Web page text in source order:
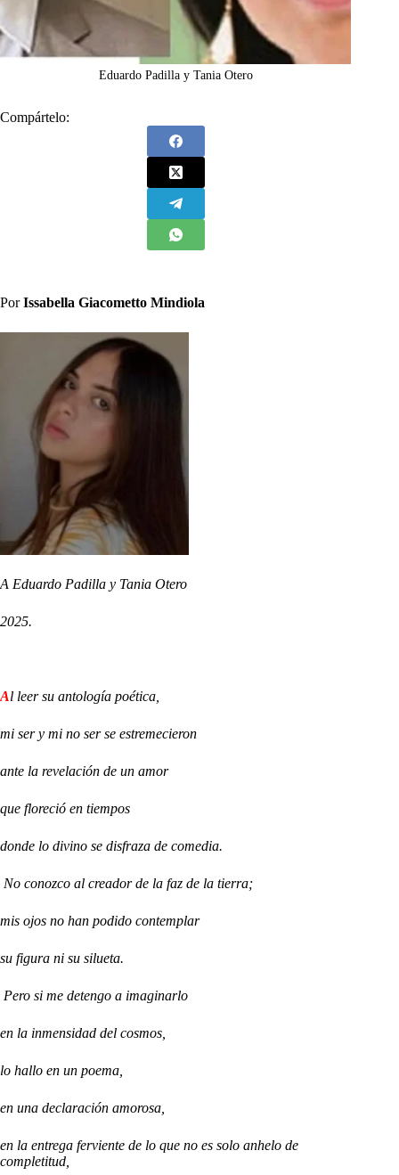
Eduardo Padilla y Tania Otero
Compártelo:
PorIssabella Giacometto Mindiola
A Eduardo Padilla y Tania Otero
2025.
Al leer su antología poética,
mi ser y mi no ser se estremecieron
ante la revelación de un amor
que floreció en tiempos
donde lo divino se disfraza de comedia.
No conozco al creador de la faz de la tierra;
mis ojos no han podido contemplar
su figura ni su silueta.
Pero si me detengo a imaginarlo
en la inmensidad del cosmos,
lo hallo en un poema,
en una declaración amorosa,
en la entrega ferviente de lo que no es solo anhelo de
completitud,